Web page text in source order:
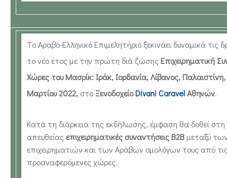
Tο Αραβο-Ελληνικό Επιμελητήριο ξεκινάει δυναμικά τις
το νέο έτος με την πρώτη διά ζώσης Επιχειρηματική
Χώρες του Μασρίκ: Ιράκ, Ιορδανία, Λίβανος, Παλαιστίνη,
Μαρτίου 2022, στο ΞενοδοχείοDivani CaravelΑθηνών.
Κατά τη διάρκεια της εκδήλωσης, έμφαση θα δοθεί στη
απευθείας επιχειρηματικές συναντήσεις Β2Β μεταξύ
επιχειρηματιών και των Αράβων ομολόγων τους από
προαναφερόμενες χώρες.